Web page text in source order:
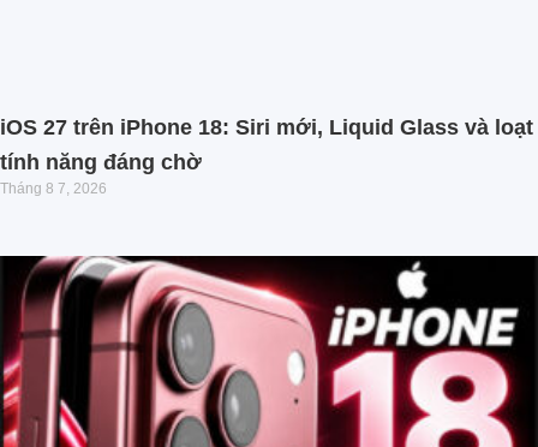
iOS 27 trên iPhone 18: Siri mới, Liquid Glass và loạt
tính năng đáng chờ
Tháng 8 7, 2026